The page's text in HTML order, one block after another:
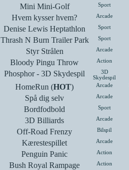
Mini Mini-Golf Sport
Hvem kysser hvem? Arcade
Denise Lewis Heptathlon Sport
Thrash N Burn Trailer Park Sport
Styr Strålen Arcade
Bloody Pingu Throw Action
Phosphor - 3D Skydespil
3D
Skydespil
HomeRun (HOT) Arcade
Spå dig selv Arcade
Bordfodbold Sport
3D Billiards Arcade
Off-Road Frenzy Bilspil
Kærestespillet Arcade
Penguin Panic Action
Bush Royal Rampage Action